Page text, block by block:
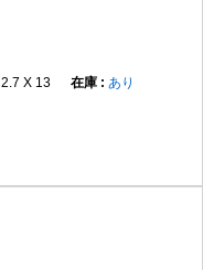
2.7 X 13
あり